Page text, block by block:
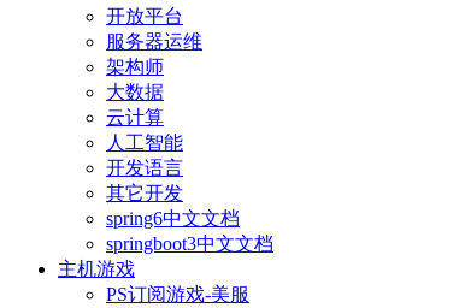
开放平台
服务器运维
架构师
大数据
云计算
人工智能
开发语言
其它开发
spring6中文文档
springboot3中文文档
主机游戏
PS订阅游戏-美服